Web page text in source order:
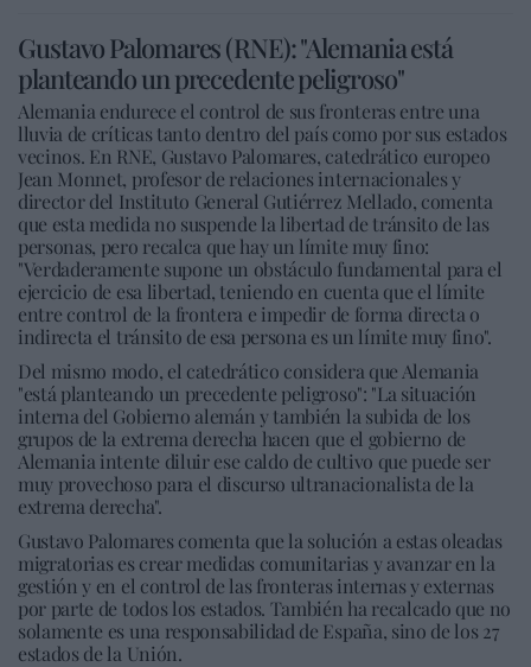
Gustavo Palomares (RNE): "Alemania está
planteando un precedente peligroso"
Alemania endurece el control de sus fronteras entre una
lluvia de críticas tanto dentro del país como por sus estados
vecinos. En RNE, Gustavo Palomares, catedrático europeo
Jean Monnet, profesor de relaciones internacionales y
director del Instituto General Gutiérrez Mellado, comenta
que esta medida no suspende la libertad de tránsito de las
personas, pero recalca que hay un límite muy fino:
"Verdaderamente supone un obstáculo fundamental para el
ejercicio de esa libertad, teniendo en cuenta que el límite
entre control de la frontera e impedir de forma directa o
indirecta el tránsito de esa persona es un límite muy fino".
Del mismo modo, el catedrático considera que Alemania
"está planteando un precedente peligroso": "La situación
interna del Gobierno alemán y también la subida de los
grupos de la extrema derecha hacen que el gobierno de
Alemania intente diluir ese caldo de cultivo que puede ser
muy provechoso para el discurso ultranacionalista de la
extrema derecha".
Gustavo Palomares comenta que la solución a estas oleadas
migratorias es crear medidas comunitarias y avanzar en la
gestión y en el control de las fronteras internas y externas
por parte de todos los estados. También ha recalcado que no
solamente es una responsabilidad de España, sino de los 27
estados de la Unión.